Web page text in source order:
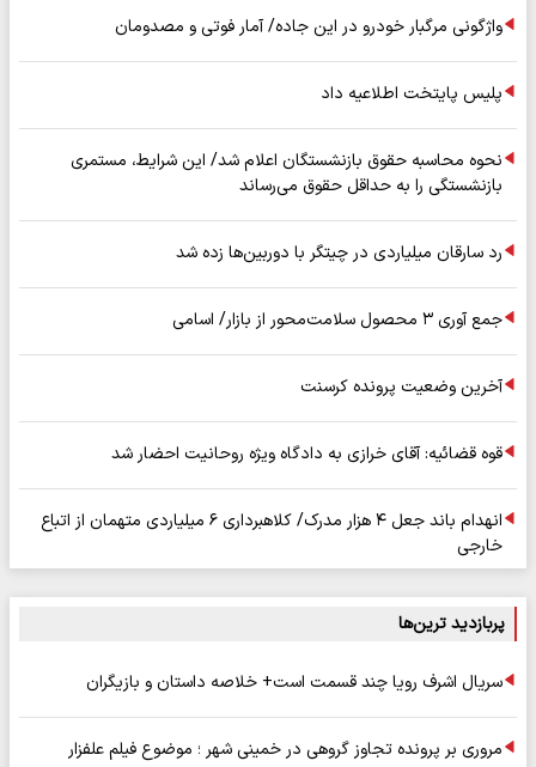
واژگونی مرگبار خودرو در این جاده/ آمار فوتی و مصدومان
پلیس پایتخت اطلاعیه داد
نحوه محاسبه حقوق بازنشستگان اعلام شد/ این شرایط، مستمری
بازنشستگی را به حداقل حقوق می‌رساند
رد سارقان میلیاردی در چیتگر با دوربین‌ها زده شد
جمع آوری ۳ محصول سلامت‌محور از بازار/ اسامی
آخرین وضعیت پرونده کرسنت
قوه قضائیه: آقای خرازی به دادگاه ویژه روحانیت احضار شد
انهدام باند جعل ۴ هزار مدرک/ کلاهبرداری ۶ میلیاردی متهمان از اتباع
خارجی
پربازدید ترین‌ها
سریال اشرف رویا چند قسمت است+ خلاصه داستان و بازیگران
مروری بر پرونده تجاوز گروهی در خمینی شهر ؛ موضوع فیلم علفزار